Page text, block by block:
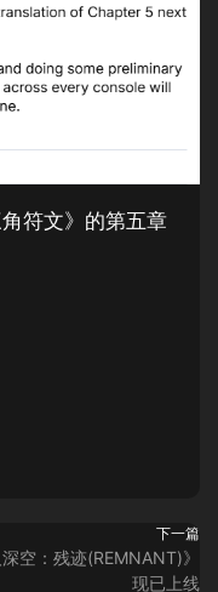
符文》的第五章
下一篇
深空：残迹(REMNANT)》
现已上线